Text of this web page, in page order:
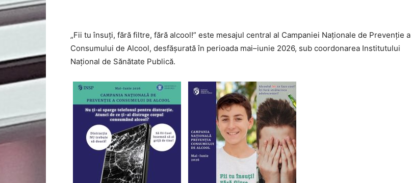
„Fii tu însuți, fără filtre, fără alcool!” este mesajul central al Campaniei Naționale de Prevenție a
Consumului de Alcool, desfășurată în perioada mai–iunie 2026, sub coordonarea Institutului
Național de Sănătate Publică.